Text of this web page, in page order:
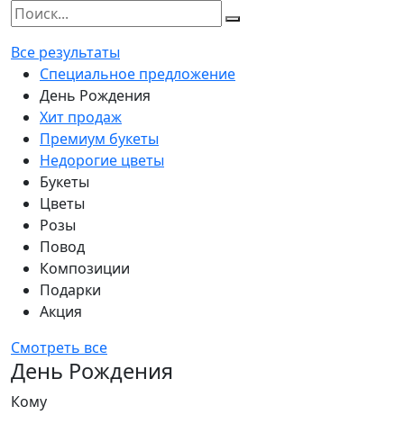
Все результаты
Специальное предложение
День Рождения
Хит продаж
Премиум букеты
Недорогие цветы
Букеты
Цветы
Розы
Повод
Композиции
Подарки
Акция
Смотреть все
День Рождения
Кому